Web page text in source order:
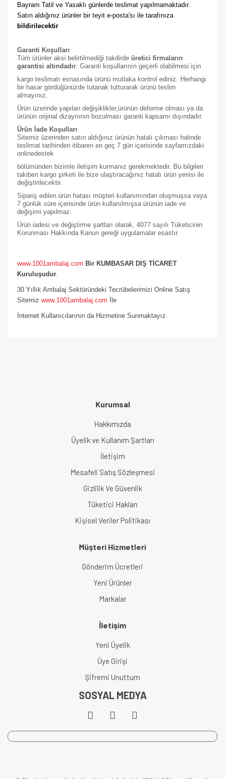
Bayram Tatil ve Yasaklı günlerde teslimat yapılmamaktadır.
bildirilecektir
Garanti Koşulları
Tüm ürünler aksi belirtilmediği takdirde üretici firmaların
garantisi altındadır . Garanti koşullarının geçerli olabilmesi için
kargo teslimatı esnasında ürünü mutlaka kontrol ediniz. Herhangi
bir hasar gördüğünüzde tutanak tutturarak ürünü teslim
almayınız.
Ürün üzerinde yapılan değişiklikler,ürünün deforme olması ya da
ürünün orijinal dizaynının bozulması garanti kapsamı dışındadır.
Ürün İade Koşulları
Sitemiz üzerinden satın aldığınız ürünün hatalı çıkması halinde
teslimat tarihinden itibaren en geç 7 gün içerisinde sayfamızdaki
onlinedestek
bölümünden bizimle iletişim kurmanız gerekmektedir. Bu bilgileri
takiben kargo şirketi ile bize ulaştıracağınız hatalı ürün yenisi ile
değiştirilecektir.
Sipariş edilen ürün hatası müşteri kullanımından oluşmuşsa veya
7 günlük süre içerisinde ürün kullanılmışsa ürünün iade ve
değişimi yapılmaz.
Ürün iadesi ve değiştirme şartları olarak, 4077 sayılı Tüketicinin
Korunması Hakkında Kanun gereği uygulamalar esastır.
www.1001ambalaj.com Bir KUMBASAR DIŞ TİCARET
Kuruluşudur
30 Yıllık Ambalaj Sektöründeki Tecrübelerimizi Online Satış
Sitemiz www.1001ambalaj.com İle
İnternet Kullanıcılarının da Hizmetine Sunmaktayız.
Kurumsal
Hakkımızda
Üyelik ve Kullanım Şartları
İletişim
Mesafeli Satış Sözleşmesi
Gizlilik Ve Güvenlik
Tüketici Hakları
Kişisel Veriler Politikası
Müşteri Hizmetleri
Gönderim Ücretleri
Yeni Ürünler
Markalar
İletişim
Yeni Üyelik
Üye Girişi
Şifremi Unuttum
SOSYAL MEDYA